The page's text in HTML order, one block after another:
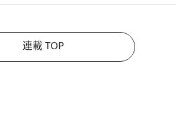
連載 TOP